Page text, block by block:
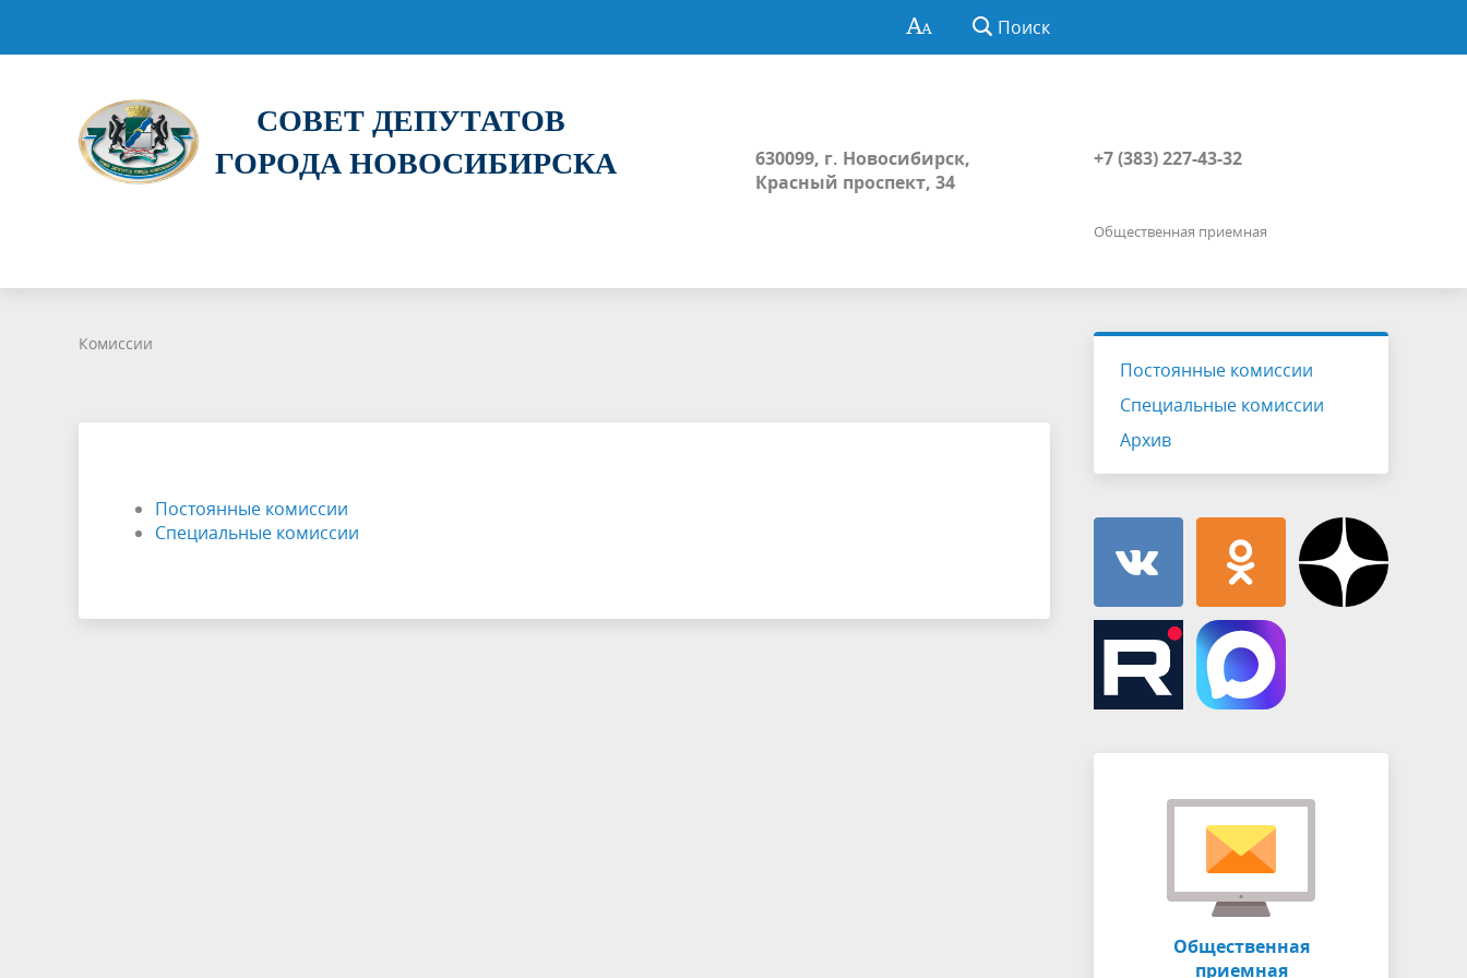
Поиск
СОВЕТ ДЕПУТАТОВ
ГОРОДА НОВОСИБИРСКА
630099, г. Новосибирск,
Красный проспект, 34
+7 (383) 227-43-32
Общественная приемная
Комиссии
Постоянные комиссии
Специальные комиссии
Постоянные комиссии
Специальные комиссии
Архив
Общественная
приемная